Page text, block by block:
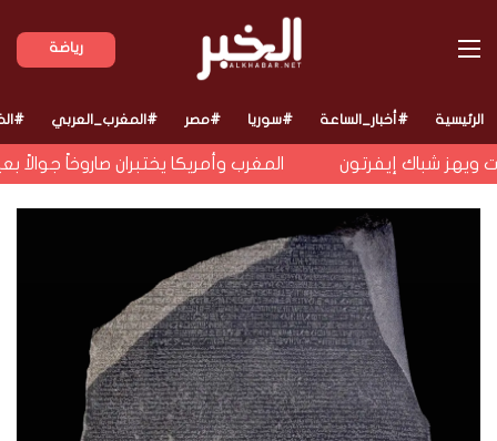
رياضة القائمة
الرئيسية #أخبار_الساعة #سوريا #مصر #المغرب_العربي
شباك إيفرتون المغرب وأمريكا يختبران صاروخاً جوالاً